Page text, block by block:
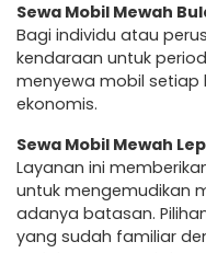
Sewa Mobil Mewah
Bagi individu atau
kendaraan untuk
menyewa mobil setiap
ekonomis.
Sewa Mobil Mewah
Layanan ini
untuk mengemudikan
adanya batasan.
yang sudah familiar